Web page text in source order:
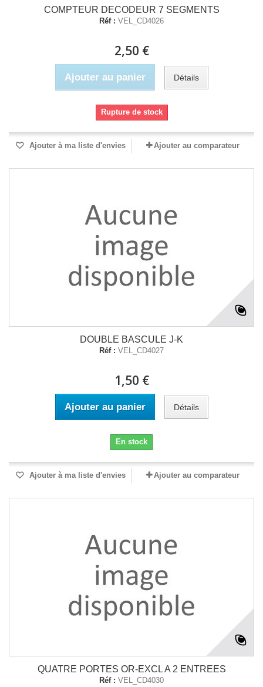
COMPTEUR DECODEUR 7 SEGMENTS
Réf : VEL_CD4026
2,50 €
Ajouter au panier Détails
Rupture de stock
Ajouter à ma liste d'envies Ajouter au comparateur
DOUBLE BASCULE J-K
Réf : VEL_CD4027
1,50 €
Ajouter au panier Détails
En stock
Ajouter à ma liste d'envies Ajouter au comparateur
QUATRE PORTES OR-EXCL A 2 ENTREES
Réf : VEL_CD4030